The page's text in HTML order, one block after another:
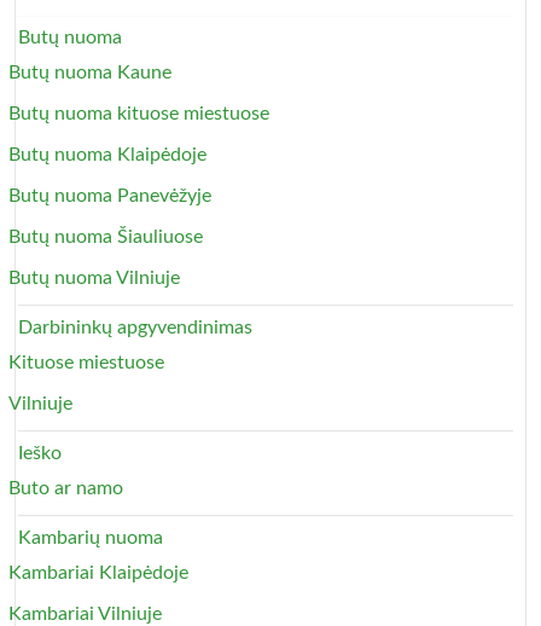
Butų nuoma
Butų nuoma Kaune
Butų nuoma kituose miestuose
Butų nuoma Klaipėdoje
Butų nuoma Panevėžyje
Butų nuoma Šiauliuose
Butų nuoma Vilniuje
Darbininkų apgyvendinimas
Kituose miestuose
Vilniuje
Ieško
Buto ar namo
Kambarių nuoma
Kambariai Klaipėdoje
Kambariai Vilniuje